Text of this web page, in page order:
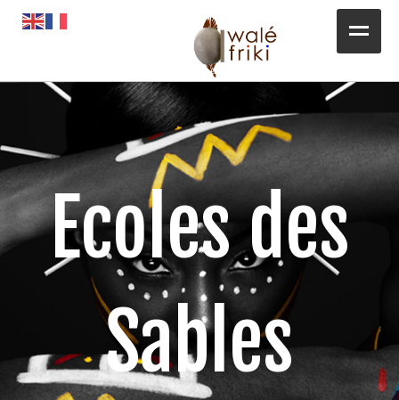
Toute l’actualité
L’AGENDA
Awalé Booking
Ecoles des
Sables